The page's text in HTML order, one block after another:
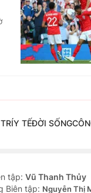
Y TẾĐỜI SỐNG
tập: Vũ Thanh Thủy
Biên tập: Nguyễn Thị